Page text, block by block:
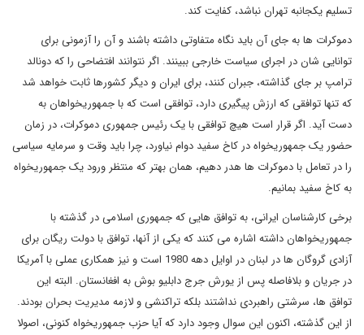
تسلیم یکجانبه تهران نباشد، کفایت کند.
دموکرات ها به جای آن باید نگاه متفاوتی داشته باشند و آن را آزمونی برای
توانایی شان در اجرای سیاست خارجی ببینند. اگر نتوانند افتضاحی را که دونالد
ترامپ بر جای گذاشته، جبران کنند، برای ایران و دیگر کشورها ثابت خواهد شد
که تنها توافقی که ارزش پیگیری دارد، توافقی است که با جمهوریخواهان به
دست آید. اگر قرار است هیچ توافقی با یک رئیس جمهوری دموکرات، در زمان
حضور یک جمهوریخواه در کاخ سفید دوام نیاورد، چرا باید وقت و سرمایه سیاسی
را در تعامل با دموکرات ها هدر دهیم، همان بهتر که منتظر ورود یک جمهوریخواه
به کاخ سفید بمانیم.
برخی کارشناسان ایرانی، به توافق هایی که جمهوری اسلامی در گذشته با
جمهوریخواهان داشته اشاره می کنند که یکی از آنها، توافق با دولت ریگان برای
آزادی گروگان ها در لبنان در اوایل دهه 1980 است و نیز همکاری عملی با آمریکا
در جریان و بلافاصله پس از یورش جرج دابلیو بوش به افغانستان. البته این
توافق ها، سرشتی راهبردی نداشتند بلکه تراکنشی و لازمه مدیریت بحران بودند.
از این گذشته، اکنون این سوال وجود دارد که آیا حزب جمهوریخواه کنونی، اصولا